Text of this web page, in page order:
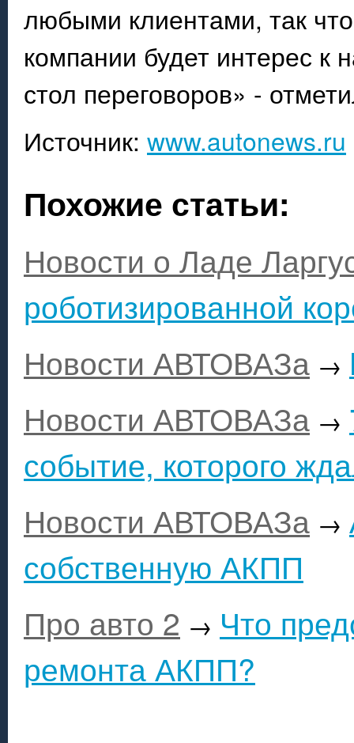
любыми клиентами, так
компании будет интерес к
стол переговоров» -
Источник: www.autonews.ru
Похожие статьи:
Новости о Ладе
роботизированной
Новости АВТОВАЗа →
Новости АВТОВАЗа →
событие, которого
Новости АВТОВАЗа →
собственную АКПП
Про авто 2 → Что
ремонта АКПП?